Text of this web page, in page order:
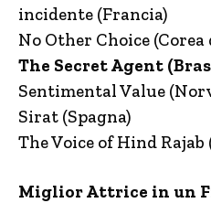
incidente (Francia)
No Other Choice (Corea
The Secret Agent
Sentimental Value
Sirat (Spagna)
The Voice of Hind
​Miglior Attrice in un